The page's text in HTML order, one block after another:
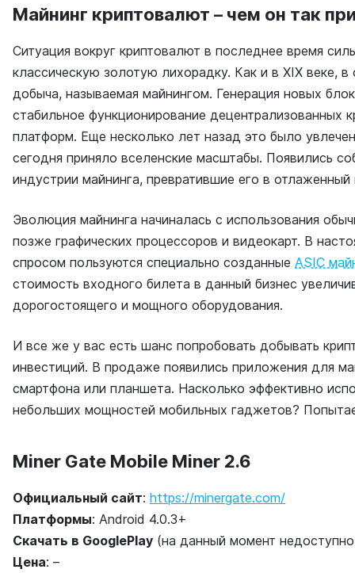
Майнинг криптовалют – чем он так
Ситуация вокруг криптовалют в последнее время
классическую золотую лихорадку. Как и в XIX веке,
добыча, называемая майнингом. Генерация новых
стабильное функционирование децентрализованных
платформ. Еще несколько лет назад это было
сегодня приняло вселенские масштабы. Появились
индустрии майнинга, превратившие его в
Эволюция майнинга начиналась с использования
позже графических процессоров и видеокарт. В
спросом пользуются специально созданные ASIC
стоимость входного билета в данный бизнес
дорогостоящего и мощного оборудования.
И все же у вас есть шанс попробовать добывать
инвестиций. В продаже появились приложения для
смартфона или планшета. Насколько эффективно
небольших мощностей мобильных гаджетов?
Miner Gate Mobile Miner 2.6
Официальный сайт: https://minergate.com/
Платформы: Android 4.0.3+
Скачать в GooglePlay (на данный момент
Цена: –